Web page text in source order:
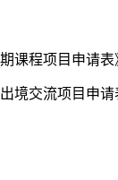
课程项目申请表
境交流项目申请